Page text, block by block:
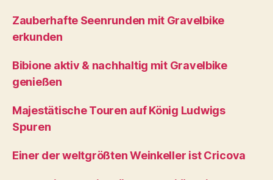
Zauberhafte Seenrunden mit Gravelbike
erkunden
Bibione aktiv & nachhaltig mit Gravelbike
genießen
Majestätische Touren auf König Ludwigs
Spuren
Einer der weltgrößten Weinkeller ist Cricova